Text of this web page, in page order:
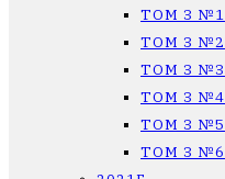
ТОМ 3 №1
ТОМ 3 №2
ТОМ 3 №3
ТОМ 3 №4
ТОМ 3 №5
ТОМ 3 №6